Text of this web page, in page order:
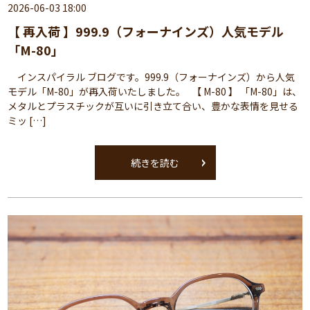
2026-06-03 18:00
【 再入荷 】999.9（フォーナインズ）人気モデル
「M-80」
インスパイラル ブログです。999.9（フォーナインズ）から人気
モデル「M-80」が再入荷いたしました。 【 M-80 】 「M-80」は、
メタルとプラスチックが互いに引き立て合い、豊かな表情を見せる
ミッ […]
続きを読む